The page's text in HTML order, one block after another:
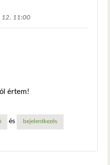
11:00
értem!
és bejelentkezés